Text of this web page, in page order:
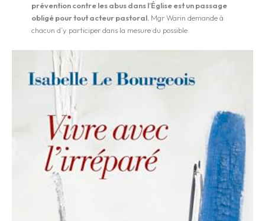
prévention contre les abus dans l’Église est un passage
obligé pour tout acteur pastoral. Mgr Warin demande à
chacun d’y participer dans la mesure du possible.